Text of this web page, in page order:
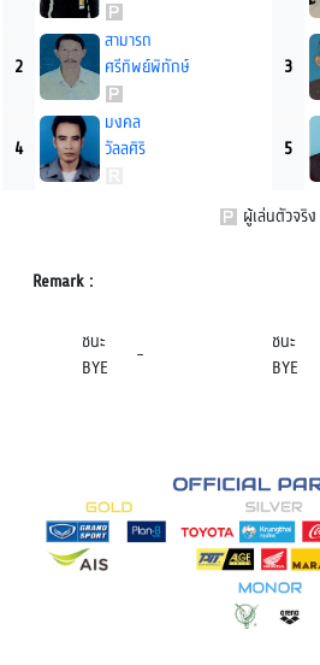
2
สามารถ
ศรีทิพย์พิทักษ์
4
มงคล
วัลลศิริ
3
5
ผู้เล่นตัวจริง
Remark :
ชนะ
BYE
-
ชนะ
BYE